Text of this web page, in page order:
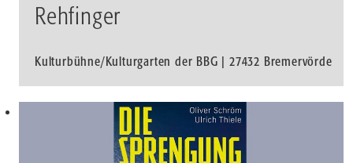
Rehfinger
Kulturbühne/Kulturgarten der BBG | 27432 Bremervörde